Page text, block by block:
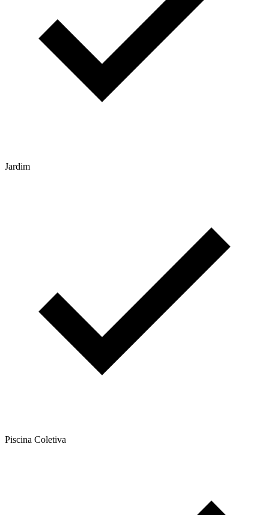
Jardim
Piscina Coletiva